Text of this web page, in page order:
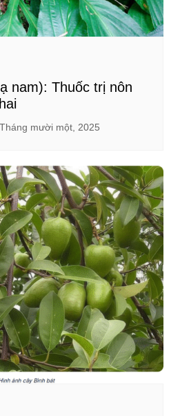
nam): Thuốc trị nôn
mười một, 2025